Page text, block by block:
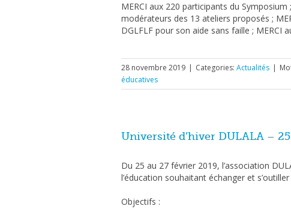
MERCI aux 220 participants du
modérateurs des 13 ateliers proposés ;
DGLFLF pour son aide sans faille ; MERCI
28 novembre 2019 | Categories: Actualités |
éducatives
Université d’hiver DULALA –
Du 25 au 27 février 2019, l’association
l’éducation souhaitant échanger et
Objectifs :